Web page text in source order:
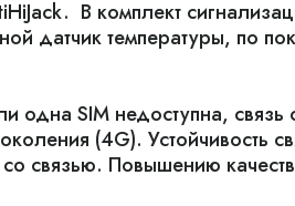
В комплект
датчик температуры, по
SIM недоступна, связь
(4G). Устойчивость
связью. Повышению